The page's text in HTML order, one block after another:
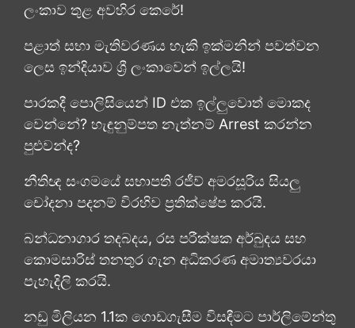
ලංකාව තුළ අවහිර කෙරේ!
පළාත් සභා මැතිවරණය හැකි ඉක්මනින් පවත්වන
ලෙස ඉන්දියාව ශ්‍රී ලංකාවෙන් ඉල්ලයි!
පාරකදී පොලිසියෙන් ID එක ඉල්ලුවොත් මොකද
වෙන්නේ? හැඳුනුම්පත නැත්නම් Arrest කරන්න
පුළුවන්ද?
නීතිඥ සංගමයේ සභාපති රජීව් අමරසූරිය සියලු
චෝදනා පදනම් විරහිව ප්‍රතික්ෂේප කරයි.
බන්ධනාගාර තදබදය, රස පරීක්ෂක අර්බුදය සහ
කොමසාරිස් තනතුර ගැන අධිකරණ අමාත්‍යවරයා
පැහැදිලි කරයි.
නඩු මිලියන 1.1ක ගොඩගැසීම විසඳීමට පාර්ලිමේන්තු